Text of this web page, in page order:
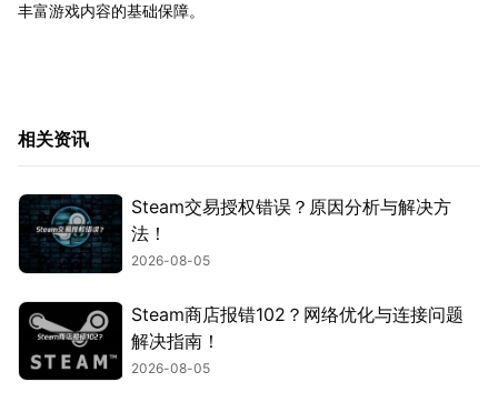
丰富游戏内容的基础保障。
相关资讯
Steam交易授权错误？原因分析与解决方
法！
2026-08-05
Steam商店报错102？网络优化与连接问题
解决指南！
2026-08-05